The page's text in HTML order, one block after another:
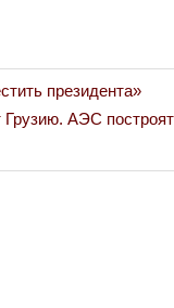
президента»
АЭС